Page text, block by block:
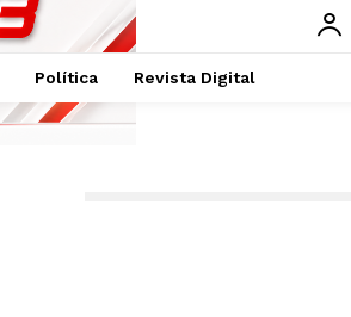
Política Revista Digital